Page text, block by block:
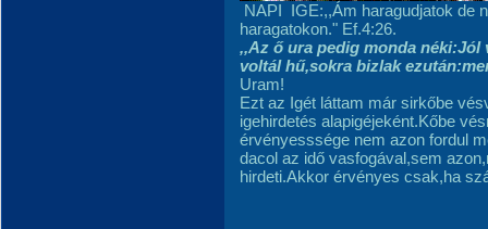
NAPI IGE:,,Ám haragudjatok de
haragatokon." Ef.4:26.
,,Az ő ura pedig monda néki:Jól
voltál hű,sokra bizlak
Uram!
Ezt az Igét láttam már sirkőbe
igehirdetés alapigéjeként.Kőbe
érvényesssége nem azon fordul
dacol az idő vasfogával,sem
hirdeti.Akkor érvényes csak,ha